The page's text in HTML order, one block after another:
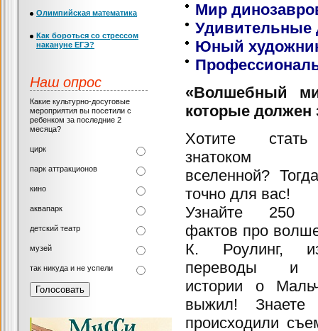
Мир
Удивительные
Юный
«Волшебный
которые
Хотите
знатоком
вселенной?
точно для вас!
Узнайте 250
фактов про
К. Роулинг,
переводы и
истории о
выжил!
происходили
Олимпийская математика
Как бороться со стрессом
накануне ЕГЭ?
Наш опрос
Какие культурно-досуговые
мероприятия вы посетили с
ребенком за последние 2
месяца?
цирк
парк аттракционов
кино
аквапарк
детский театр
музей
так никуда и не успели